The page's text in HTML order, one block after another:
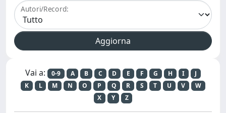
Autori/Record:
Vai a: 0-9 A B C D E F G H I
J
K
L M N O P Q R S T U V
W
X
Y Z